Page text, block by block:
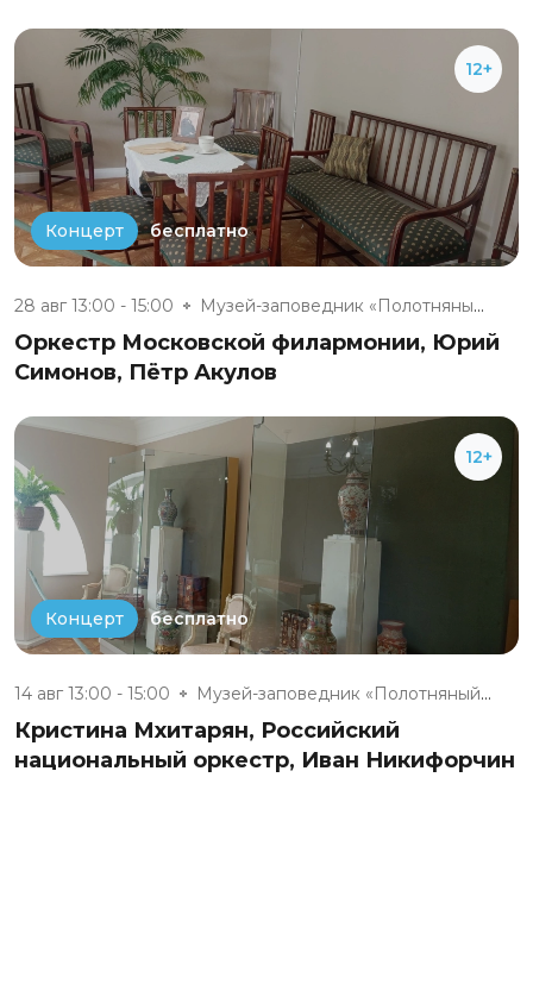
12+
Концерт бесплатно
28 авг 13:00 - 15:00 Музей-заповедник «Полотняный З...
Оркестр Московской филармонии, Юрий
Симонов, Пётр Акулов
12+
Концерт бесплатно
14 авг 13:00 - 15:00 Музей-заповедник «Полотняный З...
Кристина Мхитарян, Российский
национальный оркестр, Иван Никифорчин